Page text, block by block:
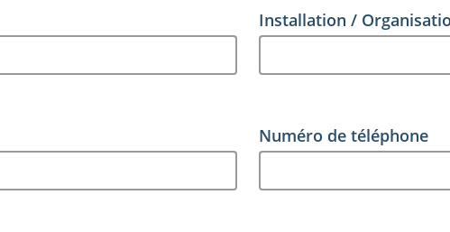
Installation /
Numéro de téléphone